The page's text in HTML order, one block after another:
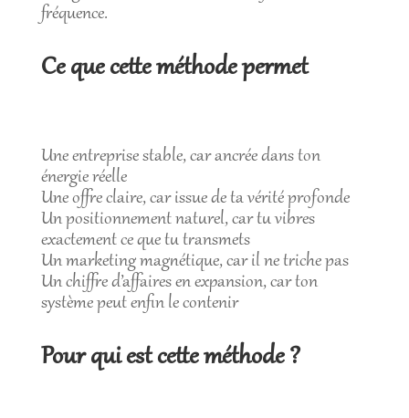
fréquence.
Ce que cette méthode permet
Une entreprise stable, car ancrée dans ton
énergie réelle
Une offre claire, car issue de ta vérité profonde
Un positionnement naturel, car tu vibres
exactement ce que tu transmets
Un marketing magnétique, car il ne triche pas
Un chiffre d’affaires en expansion, car ton
système peut enfin le contenir
Pour qui est cette méthode ?